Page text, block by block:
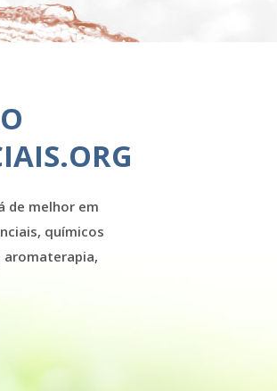
de melhor em
químicos